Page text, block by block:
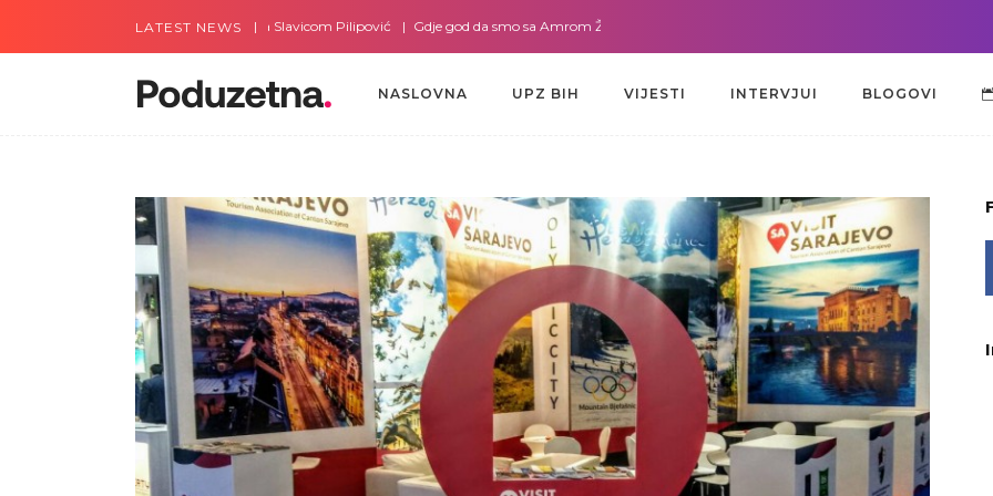
LATEST NEWS
Gdje god da smo sa Slavicom Pilipović Gdje god da smo sa Amrom Žužić-Bećirbegović
NASLOVNA UPZ BIH VIJESTI INTERVJUI BLOGOVI
NASLOVNA UPZ BIH